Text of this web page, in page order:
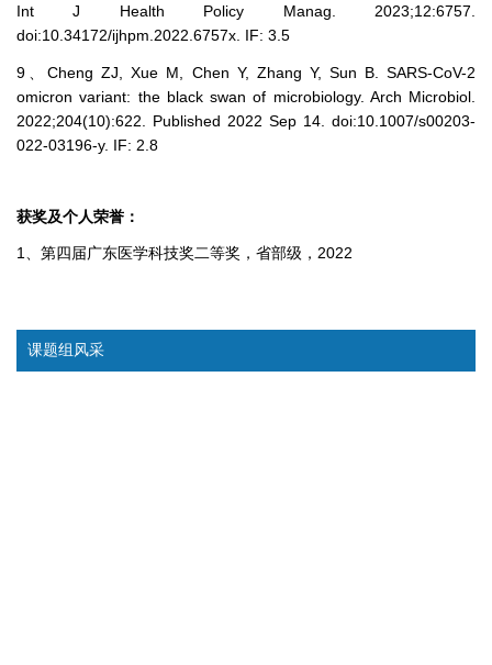
Int J Health Policy Manag. 2023;12:6757.
doi:10.34172/ijhpm.2022.6757x. IF: 3.5
9、Cheng ZJ, Xue M, Chen Y, Zhang Y, Sun B. SARS-CoV-2
omicron variant: the black swan of microbiology. Arch Microbiol.
2022;204(10):622. Published 2022 Sep 14. doi:10.1007/s00203-
022-03196-y. IF: 2.8
获奖及个人荣誉：
1、第四届广东医学科技奖二等奖，省部级，2022
课题组风采